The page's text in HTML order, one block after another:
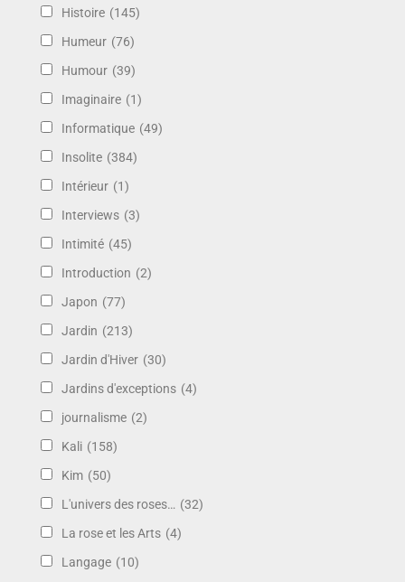
Histoire (145)
Humeur (76)
Humour (39)
Imaginaire (1)
Informatique (49)
Insolite (384)
Intérieur (1)
Interviews (3)
Intimité (45)
Introduction (2)
Japon (77)
Jardin (213)
Jardin d'Hiver (30)
Jardins d'exceptions (4)
journalisme (2)
Kali (158)
Kim (50)
L'univers des roses… (32)
La rose et les Arts (4)
Langage (10)